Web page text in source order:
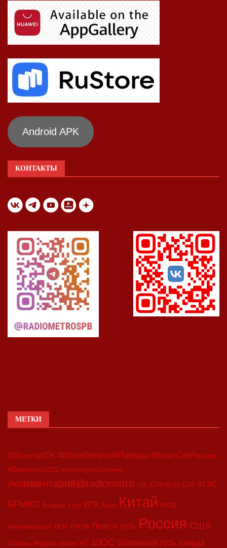
Android APK
КОНТАКТЫ
МЕТКИ
#20съездКПК #80летВеликойПобеды #ВизитСиВРоссию
#Двесессии2023 #Петербургскийдневник
#комментарий@radiometro CIIE COVID-19 G20 АТЭС
БРИКС Бодрое утро КПК Кино Китай МИД
Минкоммерции ООН ПМЭФ Пояс и путь Россия США
Тайвань Форум Харбин ЧС ШОС Шёлковый путь азиада